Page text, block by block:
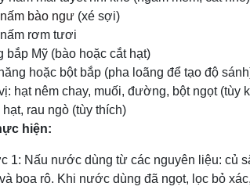
nấm bào ngư (xé sợi)
rơm tươi
bắp Mỹ (bào hoặc cắt hạt)
hoặc bột bắp (pha loãng để tạo độ
hạt nêm chay, muối, đường, bột ngọt (tùy
hạt, rau ngò (tùy thích)
hiện:
1: Nấu nước dùng từ các nguyên liệu: củ
boa rô. Khi nước dùng đã ngọt, lọc bỏ